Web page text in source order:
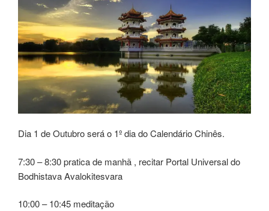
Dia 1 de Outubro será o 1º dia do Calendário Chinês.
7:30 – 8:30 pratica de manhã , recitar Portal Universal do
Bodhistava Avalokitesvara
10:00 – 10:45 meditação